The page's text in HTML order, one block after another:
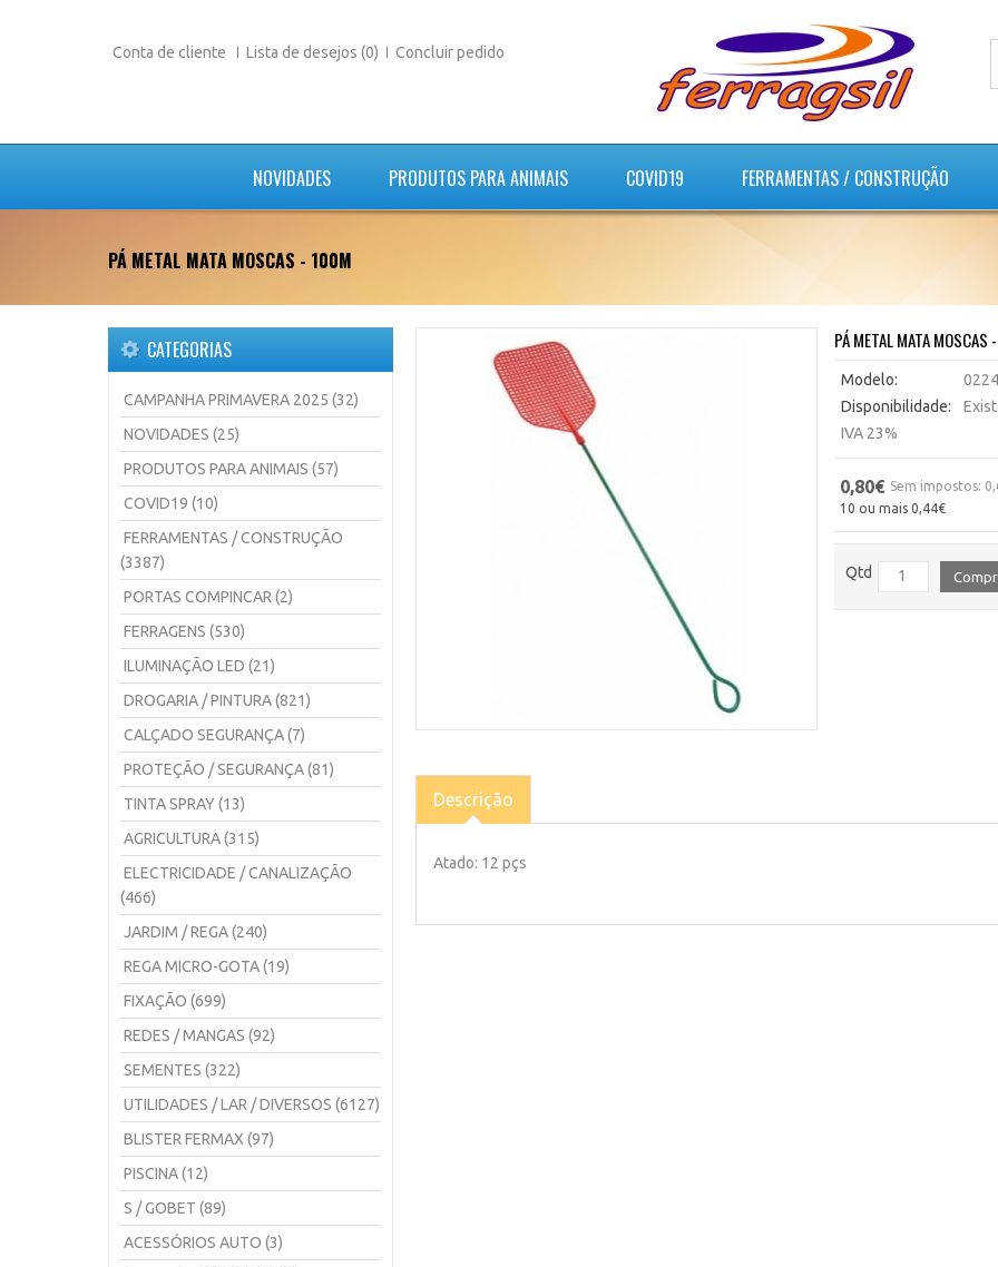
Conta de cliente Lista de desejos (0) Concluir pedido
NOVIDADES PRODUTOS PARA ANIMAIS COVID19 FERRAMENTAS / CONSTRUÇÃO
PÁ METAL MATA MOSCAS - 100M
CATEGORIAS
CAMPANHA PRIMAVERA 2025 (32)
NOVIDADES (25)
PRODUTOS PARA ANIMAIS (57)
COVID19 (10)
FERRAMENTAS / CONSTRUÇÃO
(3387)
PORTAS COMPINCAR (2)
FERRAGENS (530)
ILUMINAÇÃO LED (21)
DROGARIA / PINTURA (821)
CALÇADO SEGURANÇA (7)
PROTEÇÃO / SEGURANÇA (81)
TINTA SPRAY (13)
AGRICULTURA (315)
ELECTRICIDADE / CANALIZAÇÃO
(466)
JARDIM / REGA (240)
REGA MICRO-GOTA (19)
FIXAÇÃO (699)
REDES / MANGAS (92)
SEMENTES (322)
UTILIDADES / LAR / DIVERSOS (6127)
BLISTER FERMAX (97)
PISCINA (12)
S / GOBET (89)
ACESSÓRIOS AUTO (3)
PÁ METAL MATA
Modelo:
Disponibilidade:
IVA 23%
0,80€ Sem impostos:
10 ou mais 0,44€
Qtd
Descrição
Atado: 12 pçs